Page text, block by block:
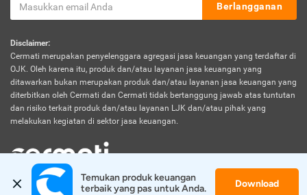
Berlangganan
Disclaimer:
Cermati merupakan penyelenggara agregasi jasa keuangan yang terdaftar di
OJK. Oleh karena itu, produk dan/atau layanan jasa keuangan yang
ditawarkan bukan merupakan produk dan/atau layanan jasa keuangan yang
diterbitkan oleh Cermati dan Cermati tidak bertanggung jawab atas tuntutan
dan risiko terkait produk dan/atau layanan LJK dan/atau pihak yang
melakukan kegiatan di sektor jasa keuangan.
© 2026 Cermati. All Rights Reserved.
Temukan produk keuangan
terbaik yang pas untuk Anda.
Download